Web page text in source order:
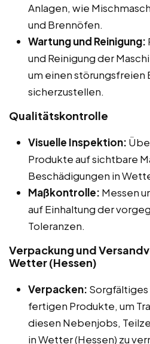
Anlagen, wie
und Brennöfen.
Wartung und Reinigung:
und Reinigung der
um einen störungsfreien
sicherzustellen.
Qualitätskontrolle
Visuelle Inspektion:
Produkte auf sichtbare
Beschädigungen in
Maßkontrolle: Messen
auf Einhaltung der
Toleranzen.
Verpackung und
Wetter (Hessen)
Verpacken:
fertigen Produkte, um
diesen Nebenjobs,
in Wetter (Hessen) zu